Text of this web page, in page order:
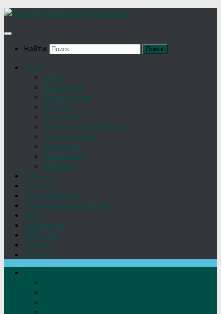
Найти:
О нас
Устав
Документы
Руководство
Команда
Правление
Попечительский совет
Отчёты фонда
Контакты
Реквизиты
Решение
Новости
Проекты
Дом Игумновых
Лебедянские художники
Фото
Лебедянцы
СМИ о нас
Земляки
Отзывы